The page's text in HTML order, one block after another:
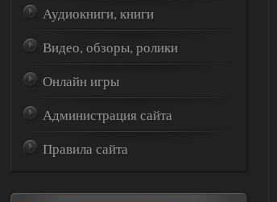
Аудиокниги, книги
Видео, обзоры, ролики
Онлайн игры
Администрация сайта
Правила сайта